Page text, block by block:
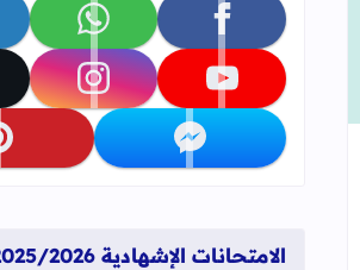
إلى العلامات المرجعية
تابعنا على facebook تابعنا على whatsapp
تابعنا على youtube تابعنا على instagram
تابعنا على messenger
الامتحانات الإشهادية 2025/2026